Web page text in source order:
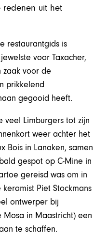
redenen uit het
restaurantgids is
voor Taxacher,
voor de
prikkelend
gegooid heeft.
veel Limburgers tot zijn
weer achter het
Bois in Lanaken, samen
gespot op C-Mine in
gereisd was om in
Piet Stockmans
ontwerper bij
Mosa in Maastricht) een
te schaffen.